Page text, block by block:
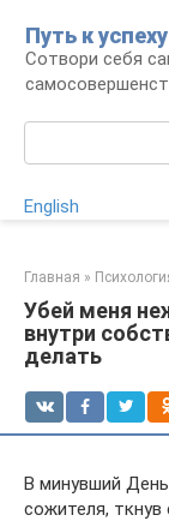
контенту
Путь к успеху
Сотвори себя
English
Главная »
Убей меня
внутри
делать
В минувший
сожителя,